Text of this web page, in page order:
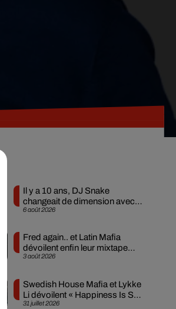
6 août 2026
Il y a 10 ans, DJ Snake
changeait de dimension avec
son premier...
3 août 2026
Fred again.. et Latin Mafia
dévoilent enfin leur mixtape
créée en...
31 juillet 2026
Swedish House Mafia et Lykke
Li dévoilent « Happiness Is So
Sad »